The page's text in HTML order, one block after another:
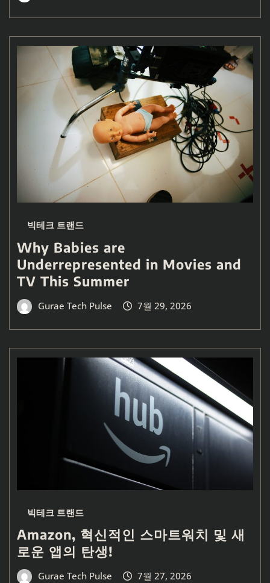
빅테크 트랜드
Why Babies are
Underrepresented in Movies and
TV This Summer
Gurae Tech Pulse 7월 29, 2026
빅테크 트랜드
Amazon, 혁신적인 스마트워치 및 새
로운 앱의 탄생!
Gurae Tech Pulse 7월 27, 2026